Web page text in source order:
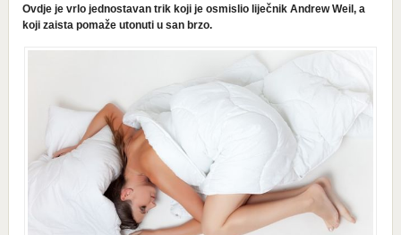
Ovdje je vrlo jednostavan trik koji je osmislio liječnik Andrew Weil, a
koji zaista pomaže utonuti u san brzo.